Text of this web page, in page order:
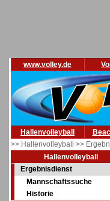
www.volley.de
Hallenvolleyball
>> Hallenvolleyball >>
Hallenvolleyball
Ergebnisdienst
Mannschaftssuche
Historie